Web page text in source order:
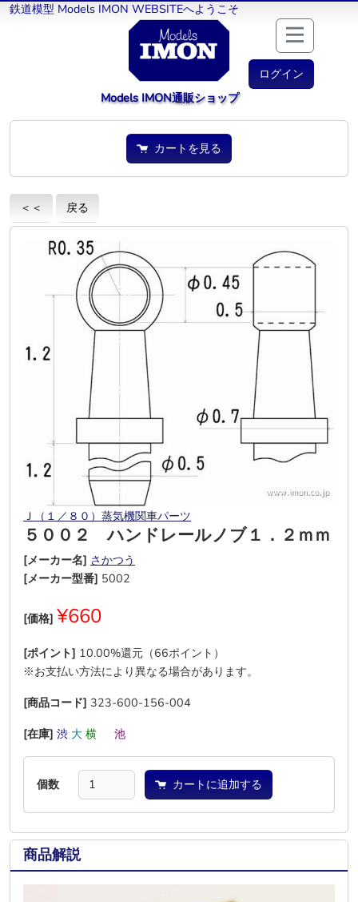
鉄道模型 Models IMON WEBSITEへようこそ
ログイン
Models IMON通販ショップ
カートを見る
＜＜ 戻る
Ｊ（１／８０）蒸気機関車パーツ
５００２ ハンドレールノブ１．２ｍｍ
[メーカー名] さかつう
[メーカー型番] 5002
[価格] ¥660
[ポイント] 10.00%還元（66ポイント）
※お支払い方法により異なる場合があります。
[商品コード] 323-600-156-004
[在庫] 渋 大 横 池
個数 カートに追加する
商品解説